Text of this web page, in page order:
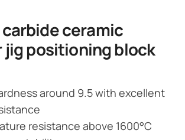
ceramic
jig positioning block
around 9.5 with excellent
resistance above 1600°C